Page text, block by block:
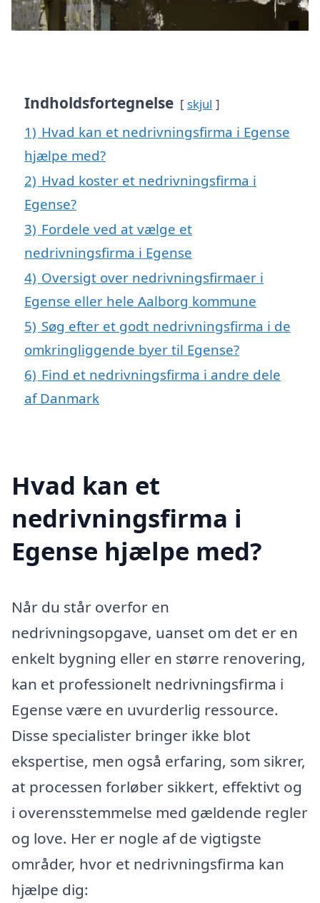
Indholdsfortegnelse skjul
1) Hvad kan et nedrivningsfirma i Egense
hjælpe med?
2) Hvad koster et nedrivningsfirma i
Egense?
3) Fordele ved at vælge et
nedrivningsfirma i Egense
4) Oversigt over nedrivningsfirmaer i
Egense eller hele Aalborg kommune
5) Søg efter et godt nedrivningsfirma i de
omkringliggende byer til Egense?
6) Find et nedrivningsfirma i andre dele
af Danmark
Hvad kan et
nedrivningsfirma i
Egense hjælpe med?
Når du står overfor en
nedrivningsopgave, uanset om det er en
enkelt bygning eller en større renovering,
kan et professionelt nedrivningsfirma i
Egense være en uvurderlig ressource.
Disse specialister bringer ikke blot
ekspertise, men også erfaring, som sikrer,
at processen forløber sikkert, effektivt og
i overensstemmelse med gældende regler
og love. Her er nogle af de vigtigste
områder, hvor et nedrivningsfirma kan
hjælpe dig: